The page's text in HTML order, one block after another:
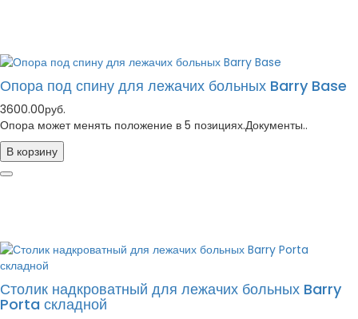
Опора под спину для лежачих больных Barry Base
3600.00руб.
Опора может менять положение в 5 позициях.Документы..
В корзину
Столик надкроватный для лежачих больных Barry
Porta складной